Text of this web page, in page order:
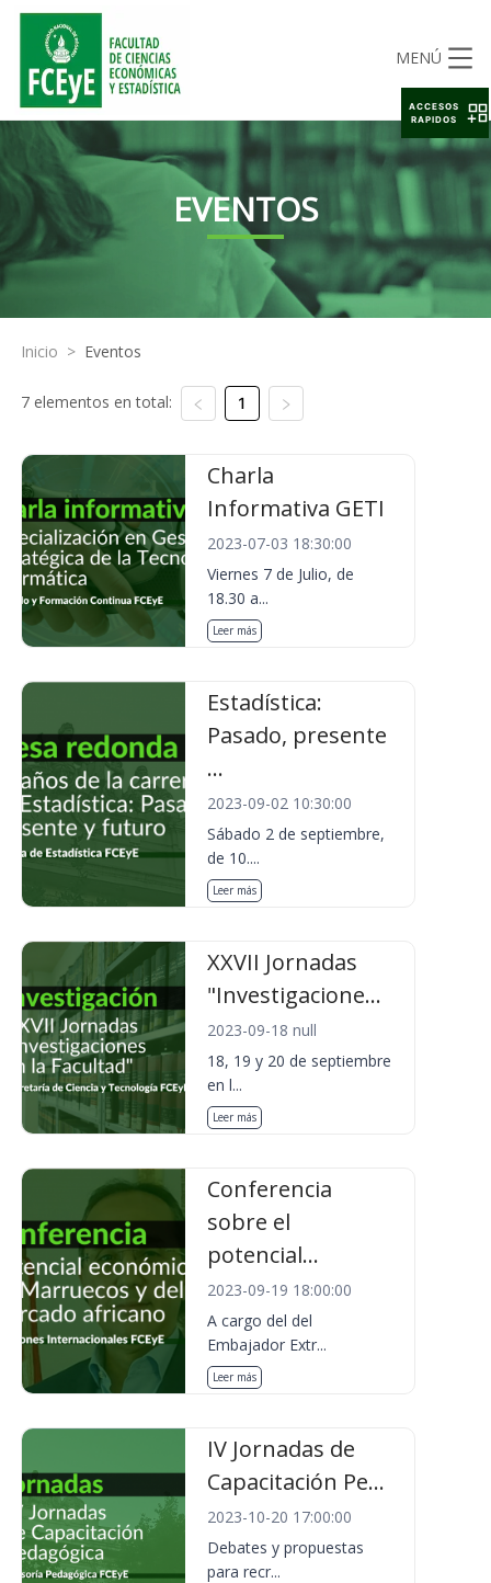
MENÚ
EVENTOS
Inicio > Eventos
7 elementos en total: 1
Charla
Informativa GETI
2023-07-03 18:30:00
Viernes 7 de Julio, de
18.30 a...
Leer más
Estadística:
Pasado, presente
...
2023-09-02 10:30:00
Sábado 2 de septiembre,
de 10....
Leer más
XXVII Jornadas
"Investigacione...
2023-09-18 null
18, 19 y 20 de septiembre
en l...
Leer más
Conferencia
sobre el
potencial...
2023-09-19 18:00:00
A cargo del del
Embajador Extr...
Leer más
IV Jornadas de
Capacitación Pe...
2023-10-20 17:00:00
Debates y propuestas
para recr...
ACCESOS
RAPIDOS